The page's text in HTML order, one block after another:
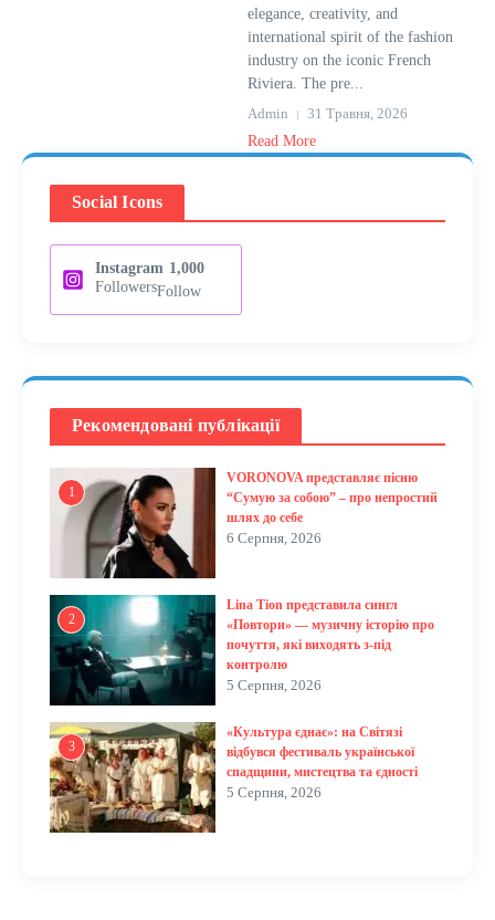
elegance, creativity, and
international spirit of the fashion
industry on the iconic French
Riviera. The pre...
Admin
31 Травня, 2026
Read More
Social Icons
Instagram 1,000
FollowersFollow
Рекомендовані публікації
1
VORONOVA представляє пісню
“Сумую за собою” – про непростий
шлях до себе
6 Серпня, 2026
2
Lina Tion представила сингл
«Повтори» — музичну історію про
почуття, які виходять з-під
контролю
5 Серпня, 2026
3
«Культура єднає»: на Світязі
відбувся фестиваль української
спадщини, мистецтва та єдності
5 Серпня, 2026